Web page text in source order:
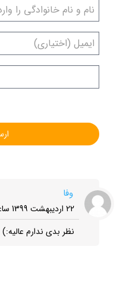
وفا
22 اردیبهشت 1399 ساعت 11:57:06
نظر بدی ندارم عالیه:)